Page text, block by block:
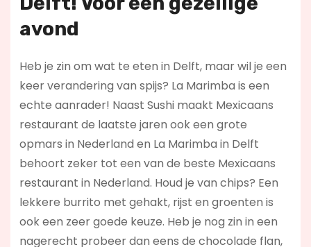
avond
Heb je zin om wat te eten in Delft, maar wil je een
keer verandering van spijs? La Marimba is een
echte aanrader! Naast Sushi maakt Mexicaans
restaurant de laatste jaren ook een grote
opmars in Nederland en La Marimba in Delft
behoort zeker tot een van de beste Mexicaans
restaurant in Nederland. Houd je van chips? Een
lekkere burrito met gehakt, rijst en groenten is
ook een zeer goede keuze. Heb je nog zin in een
nagerecht probeer dan eens de chocolade flan,